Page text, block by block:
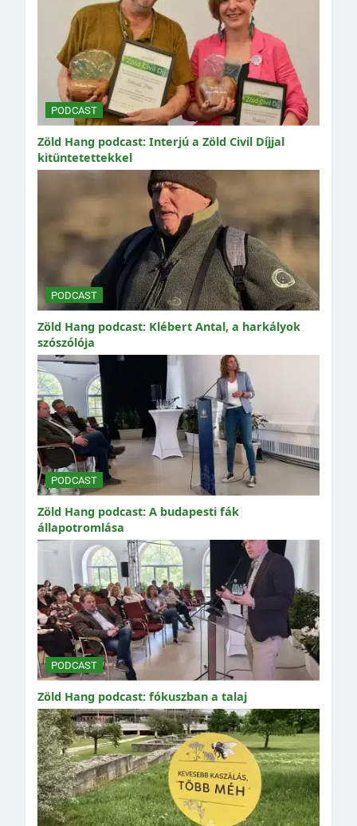
PODCAST
Zöld Hang podcast: Interjú a Zöld Civil Díjjal
kitüntetettekkel
PODCAST
Zöld Hang podcast: Klébert Antal, a harkályok
szószólója
PODCAST
Zöld Hang podcast: A budapesti fák
állapotromlása
PODCAST
Zöld Hang podcast: fókuszban a talaj